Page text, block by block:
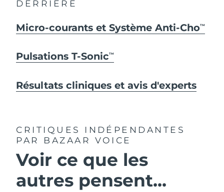
DERRIÈRE
Micro-courants et Système Anti-ChoTM
Pulsations T-SonicTM
Résultats cliniques et avis d'experts
CRITIQUES INDÉPENDANTES
PAR BAZAAR VOICE
Voir ce que les
autres pensent...